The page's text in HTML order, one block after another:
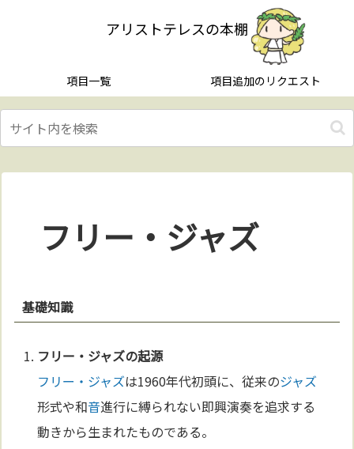
アリストテレスの本棚
項目一覧 項目追加のリクエスト
フリー・ジャズ
基礎知識
フリー・ジャズの起源
フリー・ジャズは1960年代初頭に、従来のジャズ
形式や和音進行に縛られない即興演奏を追求する
動きから生まれたものである。